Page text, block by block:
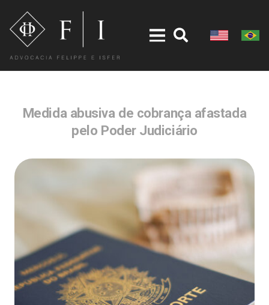
Medida abusiva de cobrança afastada
pelo Poder Judiciário